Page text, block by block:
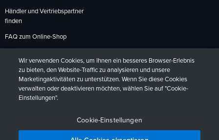
Händler und Vertriebspartner
finden
FAQ zum Online-Shop
Rückgabebedingungen
DeutschFrançaisEspañol日本語
Wir verwenden Cookies, um Ihnen ein besseres Browser-Erlebnis
zu bieten, den Website-Traffic zu analysieren und unsere
Marketingaktivitäten zu unterstützen. Wenn Sie diese Cookies
verwalten oder deaktivieren möchten, wählen Sie auf "Cookie-
Einstellungen".
Cookie-Einstellungen